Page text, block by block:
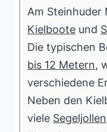
Am Steinhuder
Kielboote und
Die typischen
bis 12 Metern,
verschiedene
Neben den
viele Segeljollen